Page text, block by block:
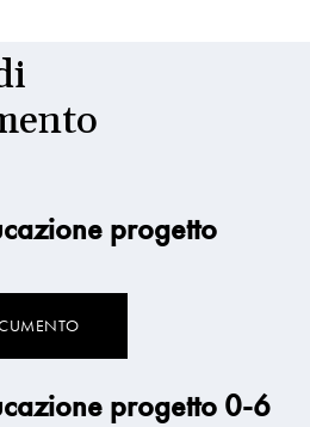
progetto
progetto 0-6